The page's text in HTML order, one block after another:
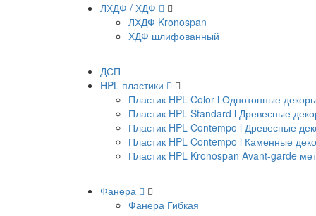
ЛХДФ / ХДФ
ЛХДФ Kronospan
ХДФ шлифованный
ДСП
HPL пластики
Пластик HPL Color l Однотонные декоры
Пластик HPL Standard l Древесные
Пластик HPL Contempo l Древесные
Пластик HPL Contempo l Каменные
Пластик HPL Kronospan Avant-garde
Фанера
Фанера Гибкая